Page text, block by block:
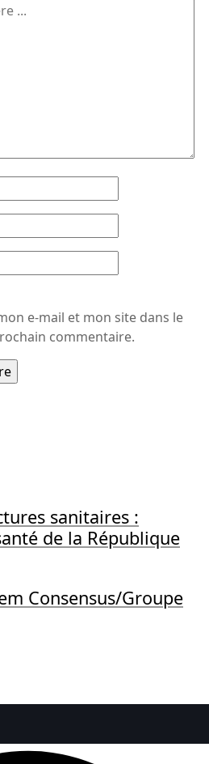
e-mail et mon site dans le
commentaire.
sanitaires :
de la République
Consensus/Groupe